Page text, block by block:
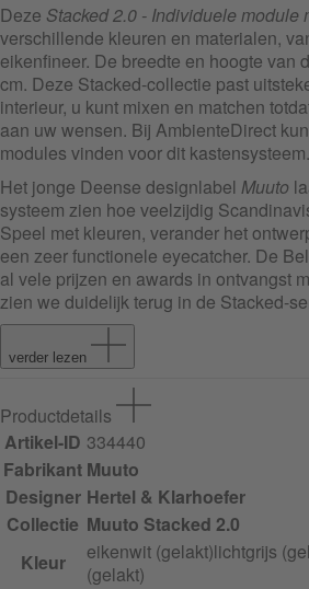
Deze Stacked 2.0 - Individuele module
verschillende kleuren en materialen,
eikenfineer. De breedte en hoogte van
cm. Deze Stacked-collectie past
interieur, u kunt mixen en matchen
aan uw wensen. Bij AmbienteDirect
modules vinden voor dit kastensysteem.
Het jonge Deense designlabel Muuto
systeem zien hoe veelzijdig
Speel met kleuren, verander het
een zeer functionele eyecatcher. De
al vele prijzen en awards in ontvangst
zien we duidelijk terug in de Stacked-
verder lezen
Productdetails
Artikel-ID 334440
Fabrikant Muuto
Designer Hertel & Klarhoefer
Collectie Muuto Stacked 2.0
Kleur
eikenwit (gelakt)lichtgrijs
(gelakt)